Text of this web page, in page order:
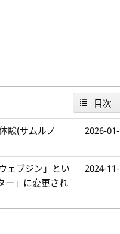
目次
験(サムルノ
2026-
ェブジン」とい
ー」に変更され
2024-